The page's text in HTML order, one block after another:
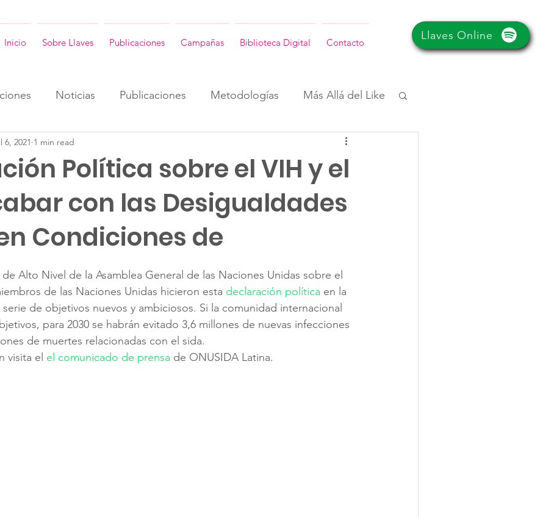
Inicio Sobre Llaves Publicaciones Campañas Biblioteca Digital Contacto
Llaves Online
Noticias Publicaciones Metodologías Más Allá del Like
Consultorias ENG
Política sobre el VIH y el
con las Desigualdades
Condiciones de
6, 2021 1 min read
Alto Nivel de la Asamblea General de las Naciones Unidas sobre el
de las Naciones Unidas hicieron esta declaración política en la
de objetivos nuevos y ambiciosos. Si la comunidad internacional
para 2030 se habrán evitado 3,6 millones de nuevas infecciones
de muertes relacionadas con el sida.
visita el el comunicado de prensa de ONUSIDA Latina.